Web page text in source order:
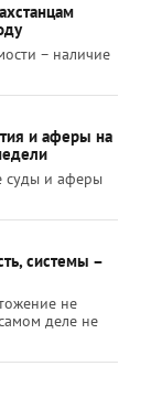
– наличие
и аферы на
суды и аферы
системы –
не
деле не